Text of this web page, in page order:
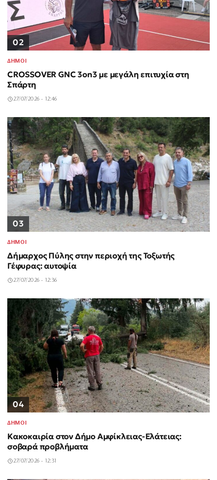
02
ΔΗΜΟΙ
CROSSOVER GNC 3on3 με μεγάλη επιτυχία στη
Σπάρτη
27/07/2026 - 12:46
03
ΔΗΜΟΙ
Δήμαρχος Πύλης στην περιοχή της Τοξωτής
Γέφυρας: αυτοψία
27/07/2026 - 12:36
04
ΔΗΜΟΙ
Κακοκαιρία στον Δήμο Αμφίκλειας-Ελάτειας:
σοβαρά προβλήματα
27/07/2026 - 12:31